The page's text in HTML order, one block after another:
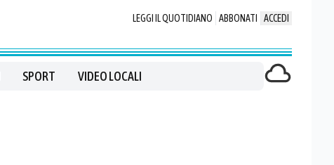
LEGGI IL QUOTIDIANO ABBONATI ACCEDI
SPORT VIDEO LOCALI